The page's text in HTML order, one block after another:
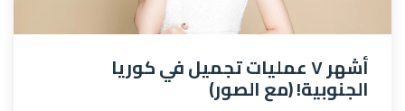
أشهر ٧ عمليات تجميل في كوريا
الجنوبية! (مع الصور)